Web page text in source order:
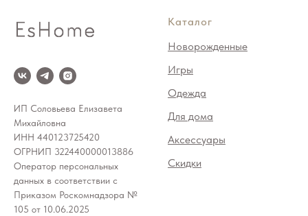
ИП Соловьева Елизавета
Михайловна
ИНН 440123725420
ОГРНИП 322440000013886
Оператор персональных
данных в соответствии с
Приказом Роскомнадзора №
105 от 10.06.2025
Каталог
Новорожденные
Игры
Одежда
Для дома
Аксессуары
Скидки